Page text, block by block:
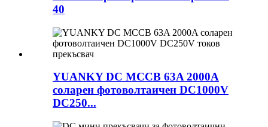
40
YUANKY DC MCCB 63A 2000A
соларен фотоволтаичен DC1000V
DC250...